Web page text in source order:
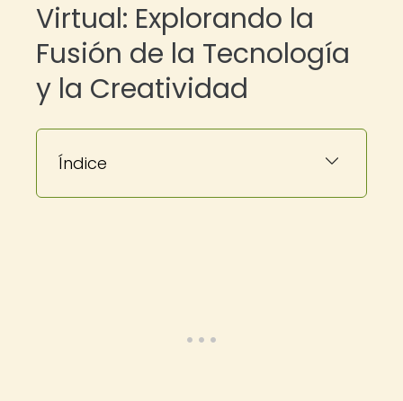
Virtual: Explorando la
Fusión de la Tecnología
y la Creatividad
Índice